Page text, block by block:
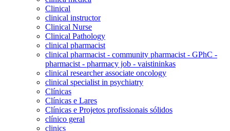
Clinical
clinical instructor
Clinical Nurse
Clinical Pathology
clinical pharmacist
clinical pharmacist - community pharmacist - GPhC -
pharmacist - pharmacy job - vaistininkas
clinical researcher associate oncology
clinical specialist in psychiatry
Clínicas
Clínicas e Lares
Clínicas e Projetos profissionais sólidos
clínico geral
clinics